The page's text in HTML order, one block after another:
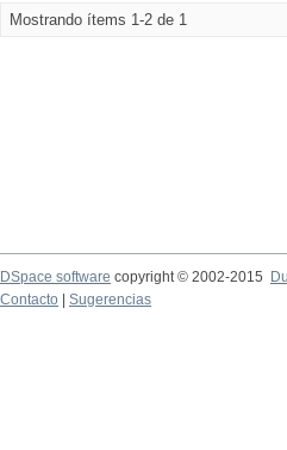
Mostrando ítems 1-2 de 1
DSpace software copyright © 2002-2015
Contacto
Sugerencias